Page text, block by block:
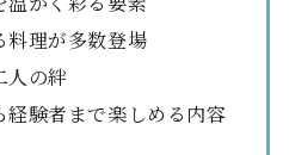
料理が多数登場
人の絆
経験者まで楽しめる内容